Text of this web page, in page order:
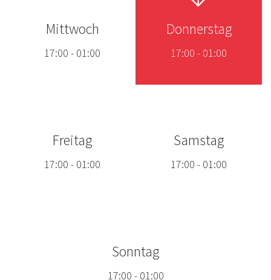
Mittwoch
17:00 - 01:00
Donnerstag
17:00 - 01:00
Freitag
17:00 - 01:00
Samstag
17:00 - 01:00
Sonntag
17:00 - 01:00